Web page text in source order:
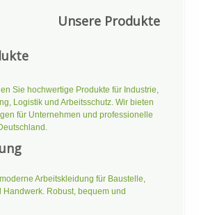
Unsere Produkte
Sie hochwertige Produkte für Industrie,
Logistik und Arbeitsschutz. Wir bieten
für Unternehmen und professionelle
Arbeitskleidung für Baustelle,
Handwerk. Robust, bequem und